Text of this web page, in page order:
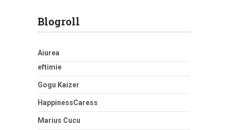
Blogroll
Aiurea
eftimie
Gogu Kaizer
HappinessCaress
Marius Cucu